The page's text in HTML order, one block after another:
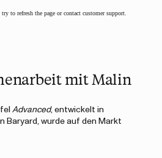
try to refresh the page or contact customer support.
mit Malin
Advanced, entwickelt in
Baryard, wurde auf den Markt